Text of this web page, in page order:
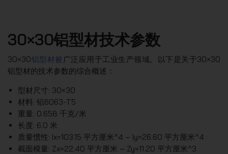
30×30铝型材技术参数
30×30铝型材被 广泛应用于工业生产领域。以下是关于30×30
铝型材的技术参数的综合概述：
型材尺寸: 30×30
材料: 铝6063-T5
重量: 0.658 千克/米
长度: 6.0 米
质量惯性: Ix=103.15 平方厘米^4 – Iy=26.60 平方厘米^4
截面模量: Zx=22.40 平方厘米 – Zy=11.20 平方厘米^3